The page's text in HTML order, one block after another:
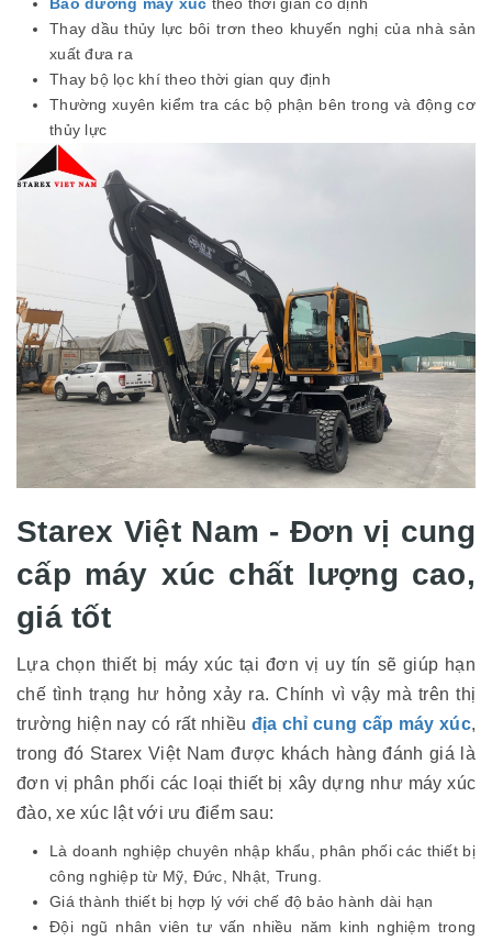
Thay dầu thủy lực bôi trơn theo khuyến nghị của nhà sản
xuất đưa ra
Thay bộ lọc khí theo thời gian quy định
Thường xuyên kiểm tra các bộ phận bên trong và động cơ
thủy lực
Starex Việt Nam - Đơn vị cung
cấp máy xúc chất lượng cao,
giá tốt
Lựa chọn thiết bị máy xúc tại đơn vị uy tín sẽ giúp hạn
chế tình trạng hư hỏng xảy ra. Chính vì vậy mà trên thị
trường hiện nay có rất nhiều địa chỉ cung cấp máy xúc,
trong đó Starex Việt Nam được khách hàng đánh giá là
đơn vị phân phối các loại thiết bị xây dựng như máy xúc
đào, xe xúc lật với ưu điểm sau:
Là doanh nghiệp chuyên nhập khẩu, phân phối các thiết bị
công nghiệp từ Mỹ, Đức, Nhật, Trung.
Giá thành thiết bị hợp lý với chế độ bảo hành dài hạn
Đội ngũ nhân viên tư vấn nhiều năm kinh nghiệm trong